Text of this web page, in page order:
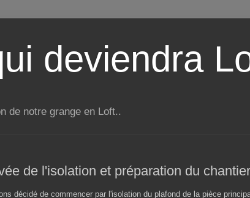
deviendra
de notre grange en Loft..
de l'isolation et préparation du chantier
décidé de commencer par l'isolation du plafond de la pièce